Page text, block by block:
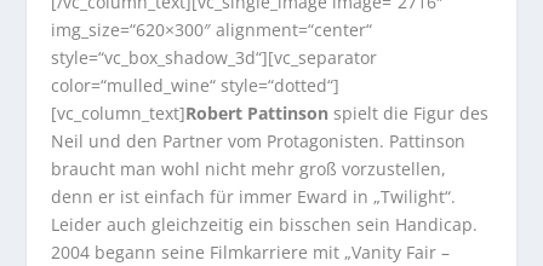
img_size=“620×300″ alignment=“center“
style=“vc_box_shadow_3d“][vc_separator
color=“mulled_wine“ style=“dotted“]
[vc_column_text]Robert Pattinson spielt die Figur des
Neil und den Partner vom Protagonisten. Pattinson
braucht man wohl nicht mehr groß vorzustellen,
denn er ist einfach für immer Eward in „Twilight“.
Leider auch gleichzeitig ein bisschen sein Handicap.
2004 begann seine Filmkarriere mit „Vanity Fair –